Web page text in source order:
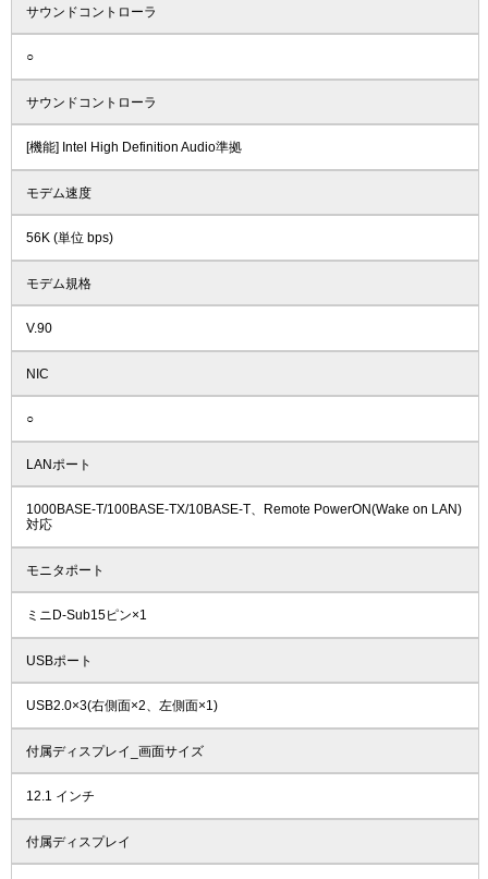
サウンドコントローラ
○
サウンドコントローラ
[機能] Intel High Definition Audio準拠
モデム速度
56K (単位 bps)
モデム規格
V.90
NIC
○
LANポート
1000BASE-T/100BASE-TX/10BASE-T、Remote PowerON(Wake on LAN)
対応
モニタポート
ミニD-Sub15ピン×1
USBポート
USB2.0×3(右側面×2、左側面×1)
付属ディスプレイ_画面サイズ
12.1 インチ
付属ディスプレイ